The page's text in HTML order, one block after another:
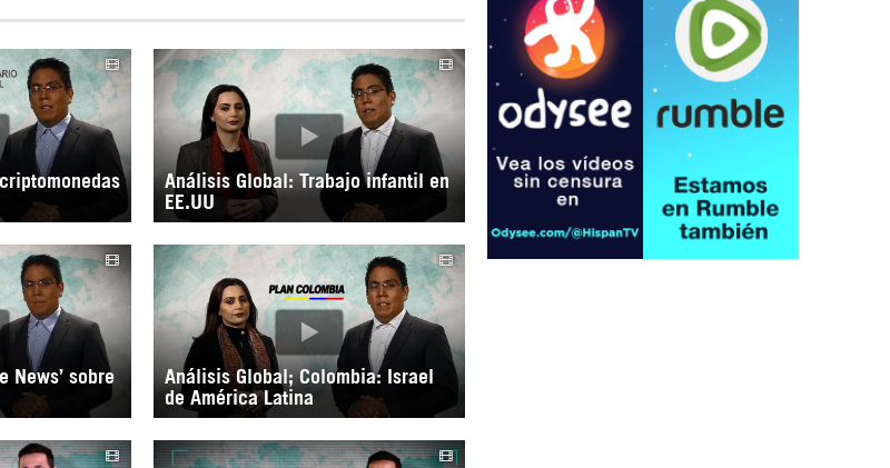
Análisis Global: Trabajo infantil en
EE.UU
News’ sobre
Análisis Global; Colombia: Israel
de América Latina
CGRI de Irán asesta duros golpes a EEUU
con ataque simultáneo en Asia Occidental |
Detrás de la Razón